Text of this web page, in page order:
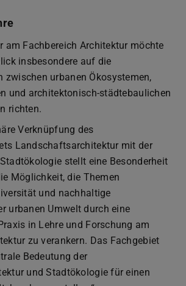
am Fachbereich Architektur möchte
insbesondere auf die
zwischen urbanen Ökosystemen,
und architektonisch-städtebaulichen
richten.
Verknüpfung des
Landschaftsarchitektur mit der
stellt eine Besonderheit
Möglichkeit, die Themen
und nachhaltige
urbanen Umwelt durch eine
in Lehre und Forschung am
zu verankern. Das Fachgebiet
Bedeutung der
und Stadtökologie für einen